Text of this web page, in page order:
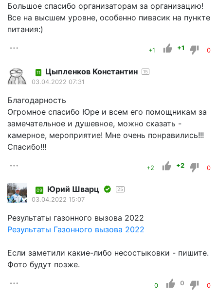
Большое спасибо организаторам за организацию!
Все на высшем уровне, особенно пивасик на пункте
питания:)
+1 +1 0
11 Цыпленков Константин 15
03.04.2022 07:31
Благодарность
Огромное спасибо Юре и всем его помощникам за
замечательное и душевное, можно сказать -
камерное, мероприятие! Мне очень понравились!!!
Спасибо!!!
+2 +2 0
09 Юрий Шварц 25
03.04.2022 15:07
Результаты газонного вызова 2022
Результаты Газонного вызова 2022
Если заметили какие-либо несостыковки - пишите.
Фото будут позже.
0 0 0